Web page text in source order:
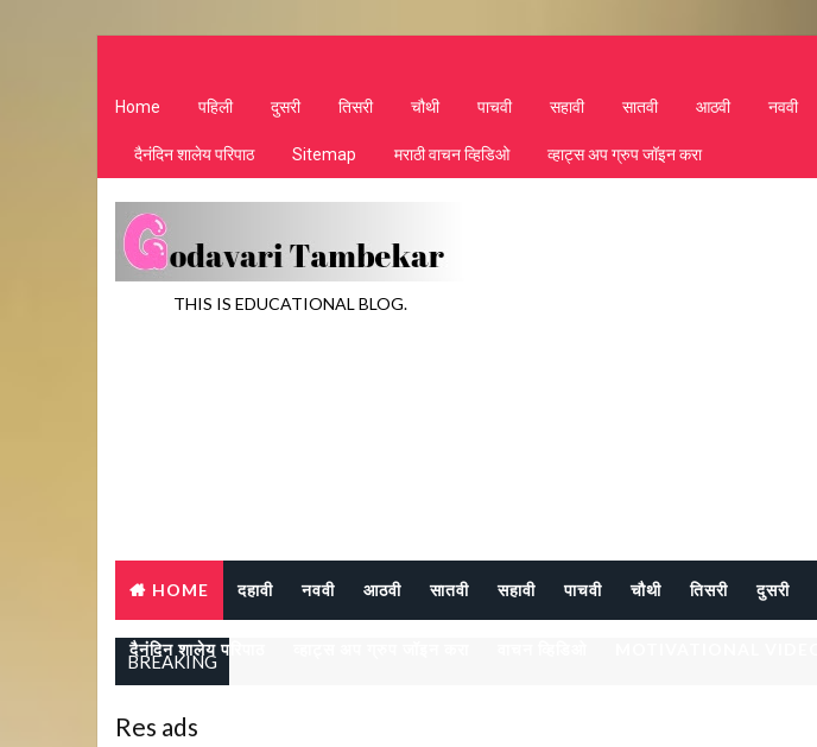
Home पहिली दुसरी तिसरी चौथी पाचवी सहावी सातवी आठवी नववी
दैनंदिन शालेय परिपाठ Sitemap मराठी वाचन व्हिडिओ व्हाट्स अप ग्रुप जॉइन करा
THIS IS EDUCATIONAL BLOG.
HOME दहावी नववी आठवी सातवी सहावी पाचवी चौथी तिसरी दुसरी
दैनंदिन शालेय परिपाठ
BREAKING
Res ads